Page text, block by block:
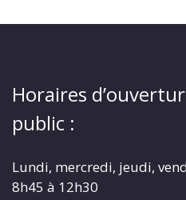
Horaires
public :
Lundi, mercredi, jeudi,
8h45 à 12h30